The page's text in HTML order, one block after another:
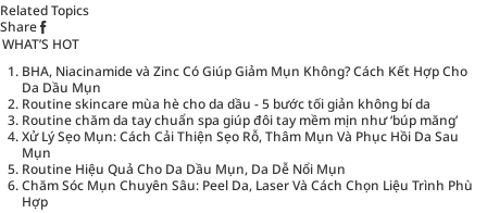
Related Topics
Share
WHAT’S HOT
BHA, Niacinamide và Zinc Có Giúp Giảm Mụn Không? Cách Kết Hợp Cho
Da Dầu Mụn
Routine skincare mùa hè cho da dầu - 5 bước tối giản không bí da
Routine chăm da tay chuẩn spa giúp đôi tay mềm mịn như ‘búp măng’
Xử Lý Sẹo Mụn: Cách Cải Thiện Sẹo Rỗ, Thâm Mụn Và Phục Hồi Da Sau
Mụn
Routine Hiệu Quả Cho Da Dầu Mụn, Da Dễ Nổi Mụn
Chăm Sóc Mụn Chuyên Sâu: Peel Da, Laser Và Cách Chọn Liệu Trình Phù
Hợp